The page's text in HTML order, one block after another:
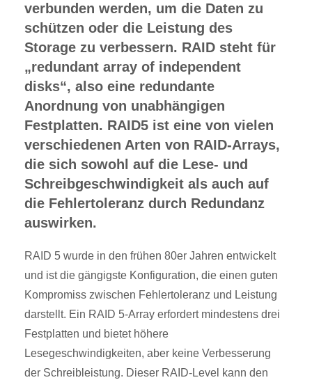
verbunden werden, um die Daten zu
schützen oder die Leistung des
Storage zu verbessern. RAID steht für
„redundant array of independent
disks“, also eine redundante
Anordnung von unabhängigen
Festplatten. RAID5 ist eine von vielen
verschiedenen Arten von RAID-Arrays,
die sich sowohl auf die Lese- und
Schreibgeschwindigkeit als auch auf
die Fehlertoleranz durch Redundanz
auswirken.
RAID 5 wurde in den frühen 80er Jahren entwickelt
und ist die gängigste Konfiguration, die einen guten
Kompromiss zwischen Fehlertoleranz und Leistung
darstellt. Ein RAID 5-Array erfordert mindestens drei
Festplatten und bietet höhere
Lesegeschwindigkeiten, aber keine Verbesserung
der Schreibleistung. Dieser RAID-Level kann den